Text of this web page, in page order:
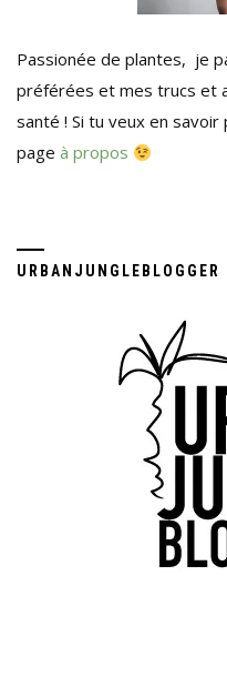
Passionée de plantes, je
préférées et mes trucs et
santé ! Si tu veux en
page à propos
URBANJUNGLEBLOGGER